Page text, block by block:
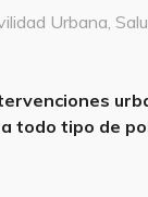
Urbana,
todo tipo de